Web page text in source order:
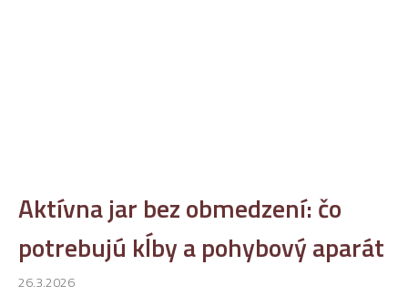
Aktívna jar bez obmedzení: čo
potrebujú kĺby a pohybový aparát
26.3.2026